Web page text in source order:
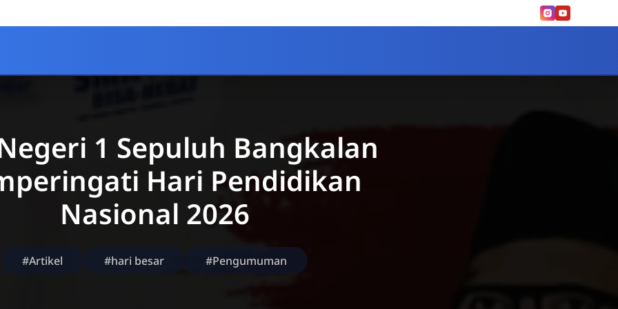
1 Sepuluh Bangkalan
Hari Pendidikan
Nasional 2026
#Artikel #hari besar #Pengumuman